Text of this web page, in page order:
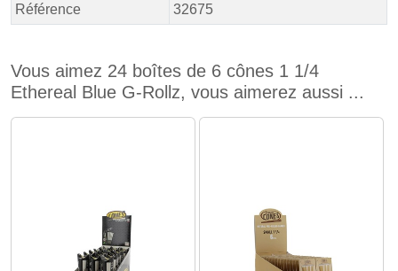
Référence
32675
Vous aimez 24 boîtes de 6 cônes 1 1/4
Ethereal Blue G-Rollz, vous aimerez aussi ...